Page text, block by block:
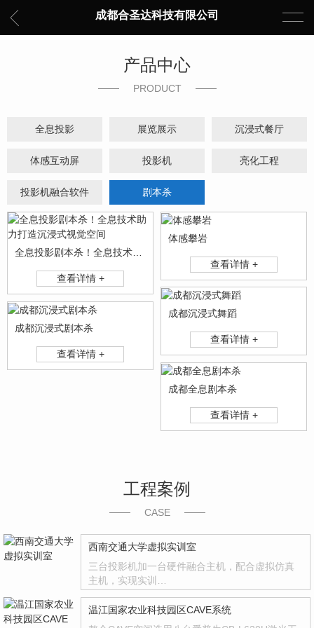
成都合圣达科技有限公司
产品中心
PRODUCT
全息投影 展览展示 沉浸式餐厅
体感互动屏 投影机 亮化工程
投影机融合软件 剧本杀
查看详情 +
体感攀岩
查看详情 +
成都沉浸式舞蹈
查看详情 +
成都沉浸式剧本杀
查看详情 +
成都全息剧本杀
查看详情 +
工程案例
CASE
西南交通大学虚拟实训室
三台投影机加一台硬件融合主机，配合虚拟仿真
主机，实现实训…
温江国家农业科技园区CAVE系统